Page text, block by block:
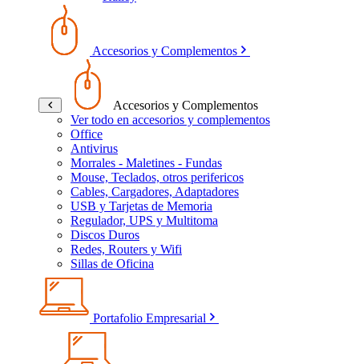
Accesorios y Complementos
Accesorios y Complementos
Ver todo en accesorios y complementos
Office
Antivirus
Morrales - Maletines - Fundas
Mouse, Teclados, otros perifericos
Cables, Cargadores, Adaptadores
USB y Tarjetas de Memoria
Regulador, UPS y Multitoma
Discos Duros
Redes, Routers y Wifi
Sillas de Oficina
Portafolio Empresarial